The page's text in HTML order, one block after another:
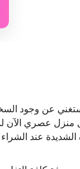
الشديدة عند